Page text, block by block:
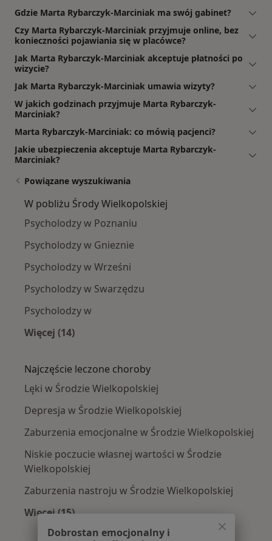
Gdzie Marta Rybarczyk-Marciniak ma swój gabinet?
Czy Marta Rybarczyk-Marciniak przyjmuje online, bez
konieczności pojawiania się w placówce?
Jak Marta Rybarczyk-Marciniak akceptuje płatności po
wizycie?
Jak Marta Rybarczyk-Marciniak umawia wizyty?
W jakich godzinach przyjmuje Marta Rybarczyk-
Marciniak?
Marta Rybarczyk-Marciniak: co mówią pacjenci?
Jakie ubezpieczenia akceptuje Marta Rybarczyk-
Marciniak?
Powiązane wyszukiwania
W pobliżu Środy Wielkopolskiej
Psycholodzy w Poznaniu
Psycholodzy w Gnieznie
Psycholodzy w Wrześni
Psycholodzy w Swarzędzu
Psycholodzy w
Więcej (14)
Najczęście leczone choroby
Lęki w Środzie Wielkopolskiej
Depresja w Środzie Wielkopolskiej
Zaburzenia emocjonalne w Środzie Wielkopolskiej
Niskie poczucie własnej wartości w Środzie
Wielkopolskiej
Zaburzenia nastroju w Środzie Wielkopolskiej
Więcej (15)
Więcej w kategorii: Najczęście leczone
Dobrostan emocjonalny i